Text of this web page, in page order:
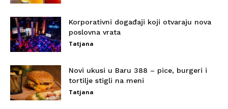
Korporativni događaji koji otvaraju nova
poslovna vrata
Tatjana
Novi ukusi u Baru 388 – pice, burgeri i
tortilje stigli na meni
Tatjana